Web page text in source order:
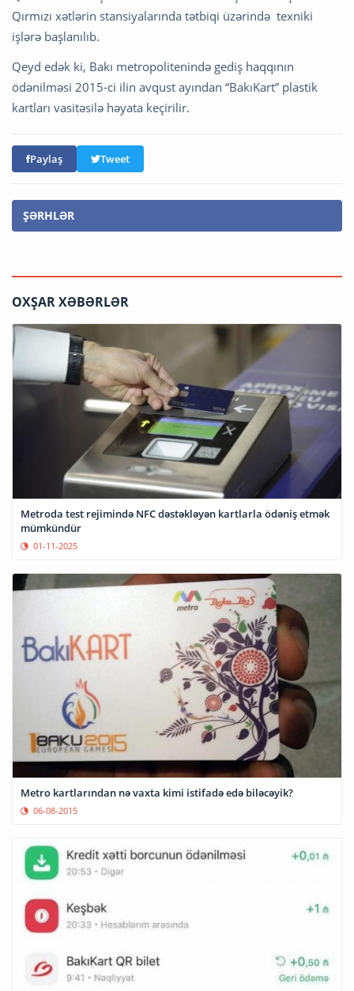
Qırmızı xətlərin stansiyalarında tətbiqi üzərində texniki
işlərə başlanılıb.
Qeyd edək ki, Bakı metropolitenində gediş haqqının
ödənilməsi 2015-ci ilin avqust ayından “BakıKart” plastik
kartları vasitəsilə həyata keçirilir.
Paylaş Tweet
ŞƏRHLƏR
OXŞAR XƏBƏRLƏR
Metroda test rejimində NFC dəstəkləyən kartlarla ödəniş etmək
mümkündür
01-11-2025
Metro kartlarından nə vaxta kimi istifadə edə biləcəyik?
06-08-2015